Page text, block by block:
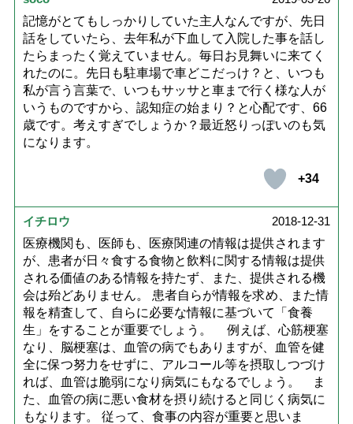
記憶がとてもしっかりしていた主人なんですが、先日
話をしていたら、去年私が下血して入院した事を話し
たらまったく覚えていません。毎日お見舞いに来てく
れたのに。先日も駐車場で車どこだっけ？と、いつも
私が言う言葉で、いつもサッサと車まで行く様な人が
いうものですから、認知症の始まり？と心配です、66
歳です。考えすぎでしょうか？最近怒りっぽいのも気
になります。
+34
イチロウ
2018-12-31
医療機関も、医師も、医療関連の情報は提供されます
が、患者が日々食する食物と飲料に関する情報は提供
される価値のある情報を持たず、また、提供される機
会は殆どありません。 患者自らが情報を求め、また情
報を精査して、自らに必要な情報に基づいて「食養
生」をすることが重要でしょう。 例えば、心筋梗塞
なり、脳梗塞は、血管の病でもありますが、血管を健
全に保つ努力をせずに、アルコール等を摂取しつづけ
れば、血管は脆弱になり病気にもなるでしょう。 ま
た、血管の病に悪い食材を摂り続けると同じく病気に
もなります。 従って、食事の内容が重要と思いま